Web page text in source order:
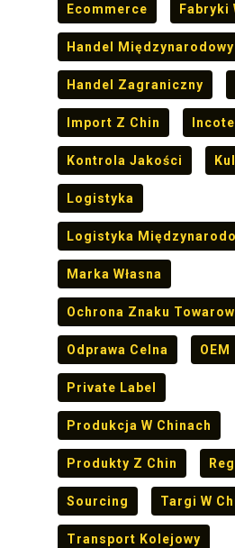
Ecommerce Fabryki
Handel Międzynarodowy
Handel Zagraniczny
Import Z Chin
Kontrola Jakości
Logistyka
Logistyka
Marka Własna
Ochrona Znaku
Odprawa Celna OEM
Private Label
Produkcja W Chinach
Produkty Z Chin
Sourcing Targi W
Transport Kolejowy